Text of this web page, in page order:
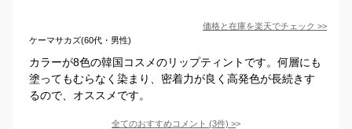
価格と在庫を楽天でチェック >>
ケーマサカズ(60代・男性)
カラーが8色の韓国コスメのリップティントです。何層にも
塗ってもむらなく染まり、密着力が良く高発色が長続きす
るので、オススメです。
全てのおすすめコメント (3件) >